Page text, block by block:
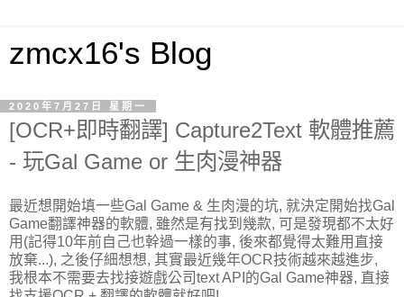
zmcx16's Blog
2020年7月27日 星期一
[OCR+即時翻譯] Capture2Text 軟體推薦
- 玩Gal Game or 生肉漫神器
最近想開始填一些Gal Game & 生肉漫的坑, 就決定開始找Gal
Game翻譯神器的軟體, 雖然是有找到幾款, 可是發現都不太好
用(記得10年前自己也幹過一樣的事, 後來都覺得太難用直接
放棄...), 之後仔細想想, 其實最近幾年OCR技術越來越進步,
我根本不需要去找接遊戲公司text API的Gal Game神器, 直接